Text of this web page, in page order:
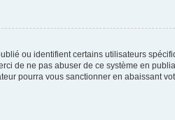
ou identifient certains utilisateurs
de ne pas abuser de ce système en
pourra vous sanctionner en abaissant